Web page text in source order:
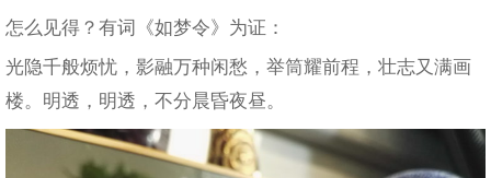
怎么见得？有词《如梦令》为证：
光隐千般烦忧，影融万种闲愁，举筒耀前程，壮志又满画
楼。明透，明透，不分晨昏夜昼。